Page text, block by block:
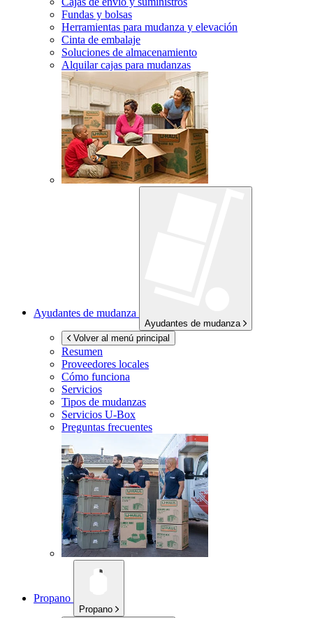
Fundas y bolsas
Herramientas para mudanza y elevación
Cinta de embalaje
Soluciones de almacenamiento
Alquilar cajas para mudanzas
Ayudantes de mudanza
Ayudantes de mudanza
Volver al menú principal
Resumen
Proveedores locales
Cómo funciona
Servicios
Tipos de mudanzas
Servicios U-Box
Preguntas frecuentes
Propano
Propano